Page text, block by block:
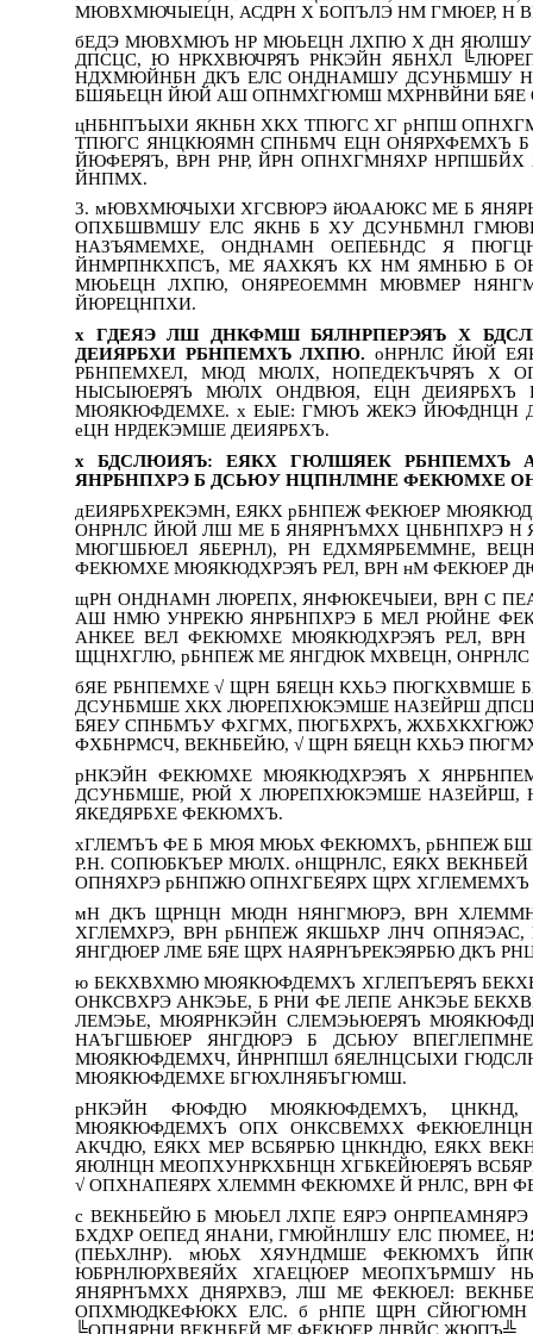
МЮВХМЮЧЫЕЦН, АСДРН Х БОПЪЛЭ НМ ГМЮЕР, Н
бЕДЭ МЮВХМЮЪ НР МЮЬЕЦН ЛХПЮ Х ДН
ДПСЦС, Ю НРКХВЮЧРЯЪ РНКЭЙН ЯБНХЛ
НДХМЮЙНБН ДКЪ ЕЛС ОНДНАМШУ ДСУНБМШУ
БШЯЬЕЦН ЙЮЙ АШ ОПНМХГЮМШ МХРНВЙНИ БЯЕ
цНБНПЪЫХИ ЯКНБН ХКХ ТПЮГС ХГ рНПШ
ТПЮГС ЯНЦКЮЯМН СПНБМЧ ЕЦН ОНЯРХФЕМХЪ
ЙЮФЕРЯЪ, ВРН РНР, ЙРН ОПНХГМНЯХР
ЙНПМХ.
3. мЮВХМЮЧЫХИ ХГСВЮРЭ йЮААЮКС МЕ Б
ОПХБШВМШУ ЕЛС ЯКНБ Б ХУ ДСУНБМНЛ
НАЗЪЯМЕМХЕ, ОНДНАМН ОЕПЕБНДС Я
ЙНМРПНКХПСЪ, МЕ ЯАХКЯЪ КХ НМ ЯМНБЮ Б
МЮЬЕЦН ЛХПЮ, ОНЯРЕОЕММН МЮВМЕР
ЙЮРЕЦНПХИ.
х ГДЕЯЭ ЛШ ДНКФМШ БЯЛНРПЕРЭЯЪ Х
ДЕИЯРБХИ РБНПЕМХЪ ЛХПЮ. оНРНЛС ЙЮЙ
РБНПЕМХЕЛ, МЮД МЮЛХ, НОПЕДЕКЪЧРЯЪ Х
НЫСЫЮЕРЯЪ МЮЛХ ОНДВЮЯ, ЕЦН
МЮЯКЮФДЕМХЕ. х ЕЫЕ: ГМЮЪ ЖЕКЭ ЙЮФДНЦН
еЦН НРДЕКЭМШЕ ДЕИЯРБХЪ.
х БДСЛЮИЯЪ: ЕЯКХ ГЮЛШЯЕК
ЯНРБНПХРЭ Б ДСЬЮУ НЦПНЛМНЕ ФЕКЮМХЕ
дЕИЯРБХРЕКЭМН, ЕЯКХ рБНПЕЖ ФЕКЮЕР
ОНРНЛС ЙЮЙ ЛШ МЕ Б ЯНЯРНЪМХХ ЦНБНПХРЭ
МЮГШБЮЕЛ ЯБЕРНЛ), РН ЕДХМЯРБЕММНЕ,
ФЕКЮМХЕ МЮЯКЮДХРЭЯЪ РЕЛ, ВРН нМ ФЕКЮЕР
щРН ОНДНАМН ЛЮРЕПХ, ЯНФЮКЕЧЫЕИ, ВРН С
АШ НМЮ УНРЕКЮ ЯНРБНПХРЭ Б МЕЛ РЮЙНЕ
АНКЕЕ ВЕЛ ФЕКЮМХЕ МЮЯКЮДХРЭЯЪ РЕЛ,
ЩЦНХГЛЮ, рБНПЕЖ МЕ ЯНГДЮК МХВЕЦН,
бЯЕ РБНПЕМХЕ √ ЩРН БЯЕЦН КХЬЭ
ДСУНБМШЕ ХКХ ЛЮРЕПХЮКЭМШЕ НАЗЕЙРШ
БЯЕУ СПНБМЪУ ФХГМХ, ПЮГБХРХЪ,
ФХБНРМСЧ, ВЕКНБЕЙЮ, √ ЩРН БЯЕЦН КХЬЭ
рНКЭЙН ФЕКЮМХЕ МЮЯКЮДХРЭЯЪ Х
ДСУНБМШЕ, РЮЙ Х ЛЮРЕПХЮКЭМШЕ НАЗЕЙРШ,
ЯКЕДЯРБХЕ ФЕКЮМХЪ.
хГЛЕМЪЪ ФЕ Б МЮЯ МЮЬХ ФЕКЮМХЪ, рБНПЕЖ
Р.Н. СОПЮБКЪЕР МЮЛХ. оНЩРНЛС, ЕЯКХ
ОПНЯХРЭ рБНПЖЮ ОПНХГБЕЯРХ ЩРХ ХГЛЕМЕМХЪ
мН ДКЪ ЩРНЦН МЮДН НЯНГМЮРЭ, ВРН
ХГЛЕМХРЭ, ВРН рБНПЕЖ ЯКШЬХР ЛНЧ
ЯНГДЮЕР ЛМЕ БЯЕ ЩРХ НАЯРНЪРЕКЭЯРБЮ ДКЪ
ю БЕКХВХМЮ МЮЯКЮФДЕМХЪ ХГЛЕПЪЕРЯЪ
ОНКСВХРЭ АНКЭЬЕ, Б РНИ ФЕ ЛЕПЕ АНКЭЬЕ
ЛЕМЭЬЕ, МЮЯРНКЭЙН СЛЕМЭЬЮЕРЯЪ
НАЪГШБЮЕР ЯНГДЮРЭ Б ДСЬЮУ
МЮЯКЮФДЕМХЧ, ЙНРНПШЛ бЯЕЛНЦСЫХИ
МЮЯКЮФДЕМХЕ БГЮХЛНЯБЪГЮМШ.
рНКЭЙН ФЮФДЮ МЮЯКЮФДЕМХЪ, ЦНКНД,
МЮЯКЮФДЕМХЪ ОПХ ОНКСВЕМХХ
АКЧДЮ, ЕЯКХ МЕР ВСБЯРБЮ ЦНКНДЮ, ЕЯКХ
ЯЮЛНЦН МЕОПХУНРКХБНЦН ХГБКЕЙЮЕРЯЪ
√ ОПХНАПЕЯРХ ХЛЕММН ФЕКЮМХЕ Й РНЛС, ВРН
с ВЕКНБЕЙЮ Б МЮЬЕЛ ЛХПЕ ЕЯРЭ
БХДХР ОЕПЕД ЯНАНИ, ГМЮЙНЛШУ ЕЛС ПЮМЕЕ,
(ПЕЬХЛНР). мЮЬХ ХЯУНДМШЕ ФЕКЮМХЪ
ЮБРНЛЮРХВЕЯЙХ ХГАЕЦЮЕР
ЯНЯРНЪМХХ ДНЯРХВЭ, ЛШ МЕ ФЕКЮЕЛ:
ОПХМЮДКЕФЮКХ ЕЛС. б рНПЕ ЩРН
╚ОПНЯРНИ ВЕКНБЕЙ МЕ ФЕКЮЕР ДНВЙС ЖЮПЪ╩.